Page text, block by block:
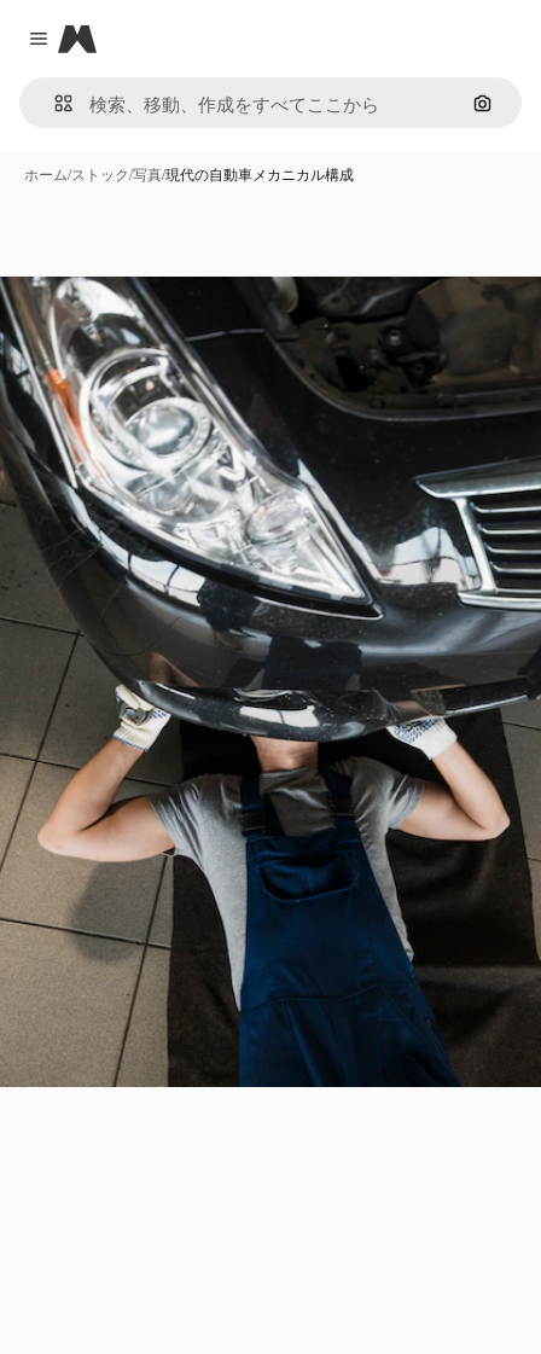
Close menu
Magnific
画像で
ホーム/ストック/写真/現代の自動車メカニカル構成